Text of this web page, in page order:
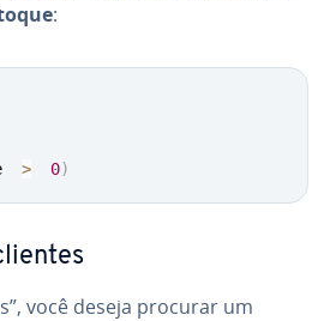
:
> 0)
você deseja procurar um